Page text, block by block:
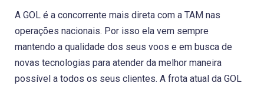
A GOL é a concorrente mais direta com a TAM nas
operações nacionais. Por isso ela vem sempre
mantendo a qualidade dos seus voos e em busca de
novas tecnologias para atender da melhor maneira
possível a todos os seus clientes. A frota atual da GOL